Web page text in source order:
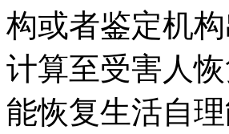
构或者鉴定机
计算至受害人
能恢复生活自